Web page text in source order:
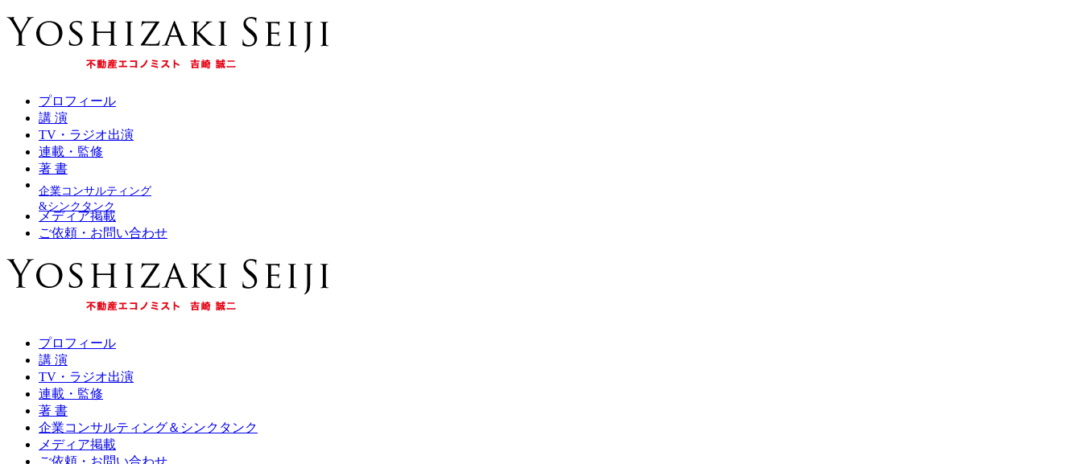
プロフィール
講 演
TV・ラジオ出演
連載・監修
著 書
企業コンサルティング
&シンクタンク
メディア掲載
ご依頼・お問い合わせ
プロフィール
講 演
TV・ラジオ出演
連載・監修
著 書
企業コンサルティング＆シンクタンク
メディア掲載
ご依頼・お問い合わせ